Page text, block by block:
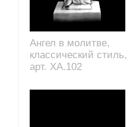
Ангел в молитве,
классический стиль,
арт. XA.102